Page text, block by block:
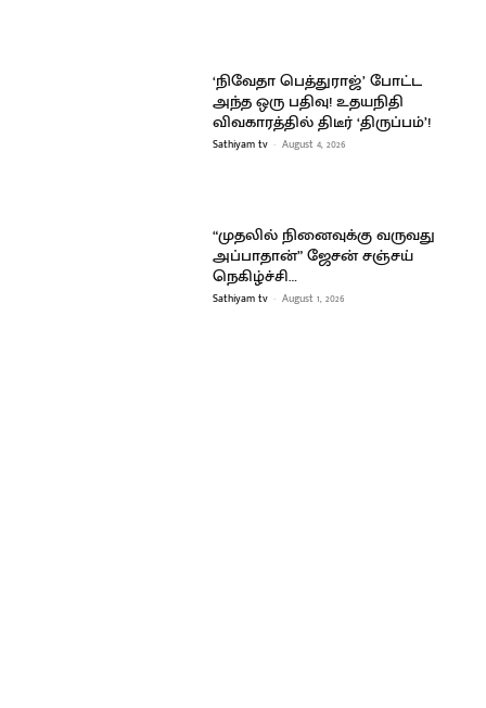
‘நிவேதா பெத்துராஜ்’ போட்ட
அந்த ஒரு பதிவு! உதயநிதி
விவகாரத்தில் திடீர் ‘திருப்பம்’!
Sathiyam tv - August 4, 2026
“முதலில் நினைவுக்கு வருவது
அப்பாதான்” ஜேசன் சஞ்சய்
நெகிழ்ச்சி…
Sathiyam tv - August 1, 2026